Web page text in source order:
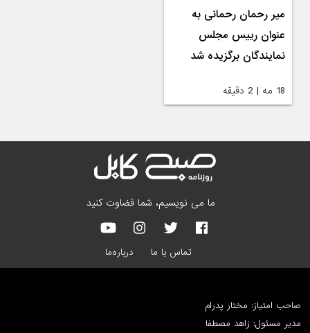
میر رحمان رحمانی به
عنوان رییس مجلس
نمایندگان برگزیده شد
18 مه | 2 دقیقه
ما می نویسیم، شما قضاوت کنید
تماس با ما درباره‌ما
صاحب امتیاز: مختار پدرام
مدیر مسئول: زاهد مصطفا